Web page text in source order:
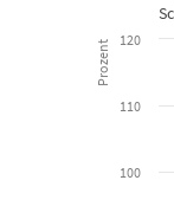
Line chart with
View as data
The chart has
The chart has
Prozent
100
110
120